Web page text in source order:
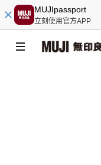
MUJIpassport
立刻使用官方APP